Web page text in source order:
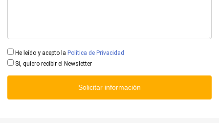
He leído y acepto la Política de Privacidad
Sí, quiero recibir el Newsletter
Solicitar información